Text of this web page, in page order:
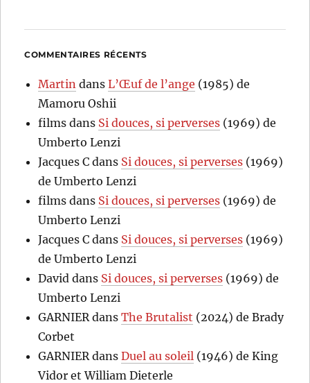
COMMENTAIRES RÉCENTS
Martin dansL’Œuf de l’ange (1985) de
Mamoru Oshii
films dans Si douces, si perverses (1969) de
Umberto Lenzi
Jacques C dans Si douces, si perverses (1969)
de Umberto Lenzi
films dans Si douces, si perverses (1969) de
Umberto Lenzi
Jacques C dans Si douces, si perverses (1969)
de Umberto Lenzi
David dans Si douces, si perverses (1969) de
Umberto Lenzi
GARNIER dansThe Brutalist (2024) de Brady
Corbet
GARNIER dansDuel au soleil (1946) de King
Vidor et William Dieterle